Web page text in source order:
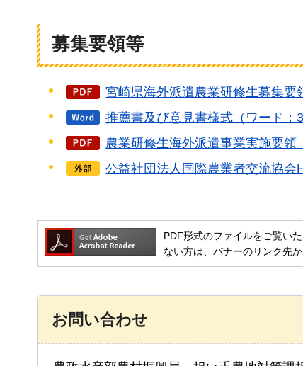
募集要領等
宮崎県海外派遣農業研修生募集要
推薦書及び意見書様式（ワード：
農業研修生海外派遣事業実施要領
公益社団法人国際農業者交流協会
PDF形式のファイルをご覧い
ない方は、バナーのリンク先
お問い合わせ